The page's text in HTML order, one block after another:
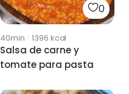
0
40min · 1396 kcal
Salsa de carne y
tomate para pasta